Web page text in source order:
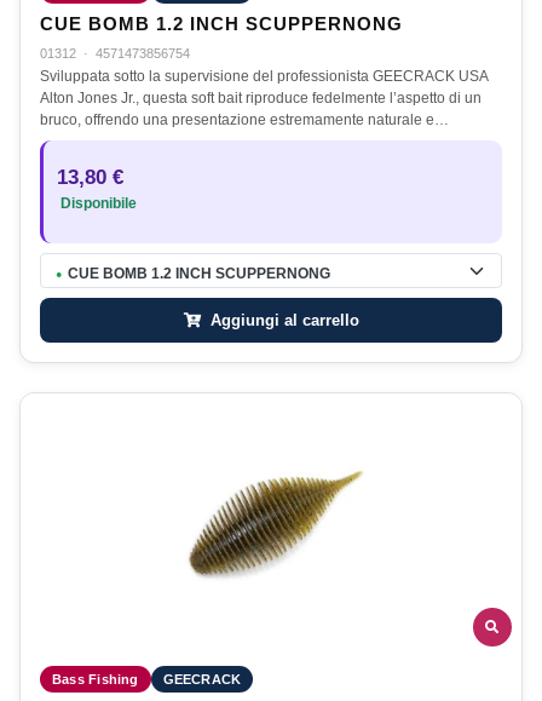
CUE BOMB 1.2 INCH SCUPPERNONG
01312 · 4571473856754
Sviluppata sotto la supervisione del professionista GEECRACK USA
Alton Jones Jr., questa soft bait riproduce fedelmente l’aspetto di un
bruco, offrendo una presentazione estremamente naturale e…
13,80 €
Disponibile
● CUE BOMB 1.2 INCH SCUPPERNONG
Aggiungi al carrello
Bass Fishing GEECRACK